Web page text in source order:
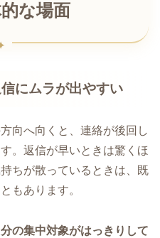
な場面
にムラが出やすい
向へ向くと、連絡が後回し
。返信が早いときは驚くほ
ちが散っているときは、既
もあります。
の集中対象がはっきりして